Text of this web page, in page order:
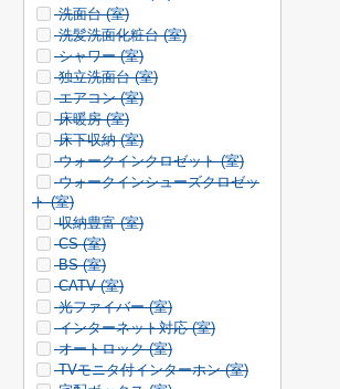
洗面台 (室)
洗髪洗面化粧台 (室)
シャワー (室)
独立洗面台 (室)
エアコン (室)
床暖房 (室)
床下収納 (室)
ウォークインクロゼット (室)
ウォークインシューズクロゼッ
ト (室)
収納豊富 (室)
CS (室)
BS (室)
CATV (室)
光ファイバー (室)
インターネット対応 (室)
オートロック (室)
TVモニタ付インターホン (室)